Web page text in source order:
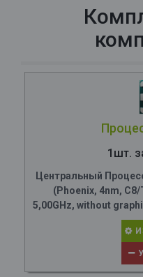
1шт.
Центральный
(Phoenix, 4nm,
5,00GHz, without